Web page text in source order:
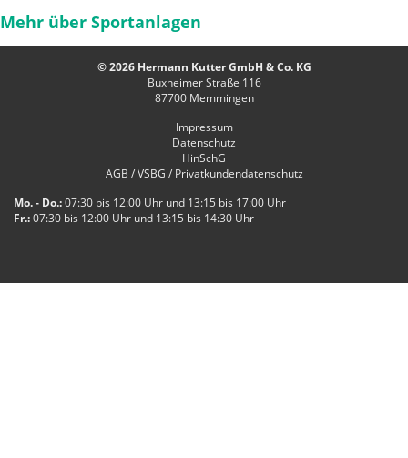
Mehr über Sportanlagen
© 2026 Hermann Kutter GmbH & Co. KG
Buxheimer Straße 116
87700Memmingen
Impressum
Datenschutz
HinSchG
AGB / VSBG / Privatkundendatenschutz
Mo. - Do.:07:30 bis 12:00 Uhr und 13:15 bis 17:00 Uhr
Fr.:07:30 bis 12:00 Uhr und 13:15 bis 14:30 Uhr